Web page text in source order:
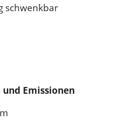
schwenkbar
Emissionen